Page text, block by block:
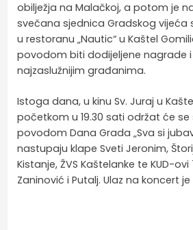
obilježja na Malačkoj, a potom je
svečana sjednica Gradskog vijeća
u restoranu „Nautic“ u Kaštel
povodom biti dodijeljene nagrade i
najzaslužnijim građanima.
Istoga dana, u kinu Sv. Juraj u
početkom u 19.30 sati održat će
povodom Dana Grada „Sva si
nastupaju klape Sveti Jeronim,
Kistanje, ŽVS Kaštelanke te KUD-
Zaninović i Putalj. Ulaz na koncert